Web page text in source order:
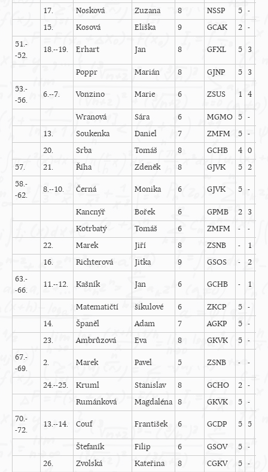
17.
Nosková Zuzana 8 NSSP 5 -
15.
Kosová Eliška 9 GCAK 2 -
51.-
-52.
18.--19. Erhart Jan 8 GFXL 5 3
Poppr Marián 8 GJNP 5 3
53.-
-56.
6.--7. Vonzino Marie 6 ZSUS 1 4
Wranová Sára 6 MGMO 5 -
13.
Soukenka Daniel 7 ZMFM 5 -
20.
Srba Tomáš 8 GCHB 4 0
57.
21. Říha Zdeněk 8 GJVK 5 2
58.-
-62.
8.--10. Černá Monika 6 GJVK 5 -
Kancnýř Bořek 6 GPMB 2 3
Kotrbatý
Tomáš 6 ZMFM - -
22.
Marek Jiří 8 ZSNB - 1
16.
Richterová Jitka 9 GSOS - 2
63.-
-66.
11.--12. Kašník Jan 6 GCHB - 1
Matematičtí šikulové 6 ZKCP 5 -
14.
Španěl Adam 7 AGKP 5 -
23.
Ambrůzová Eva 8 GKVK 5 -
67.-
-69.
2. Marek Pavel 5 ZSNB - -
24.--25. Kruml Stanislav 8 GCHO 2 -
Rumánková
Magdaléna 8 GKVK 5 -
70.-
-72.
13.--14. Couf František 6 GCDP 5 5
Štefaník Filip 6 GSOV 5 -
26.
Zvolská Kateřina 8 CGKV 5 -